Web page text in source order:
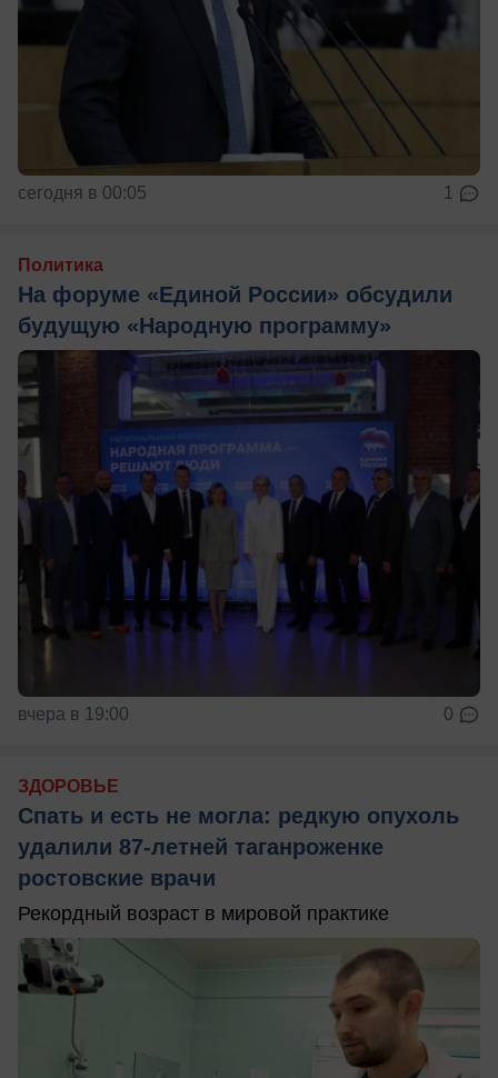
сегодня в 00:05 1
Политика
На форуме «Единой России» обсудили
будущую «Народную программу»
вчера в 19:00 0
ЗДОРОВЬЕ
Спать и есть не могла: редкую опухоль
удалили 87-летней таганроженке
ростовские врачи
Рекордный возраст в мировой практике